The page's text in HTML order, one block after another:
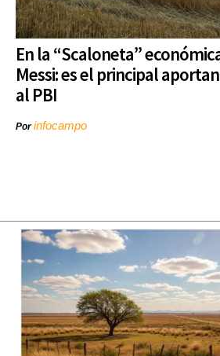
En la “Scaloneta”
Messi: es el principal
al PBI
Porinfocampo